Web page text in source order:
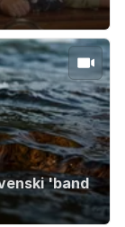
'band